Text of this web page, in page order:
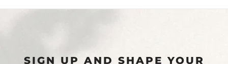
SIGN UP AND SHAPE YOUR